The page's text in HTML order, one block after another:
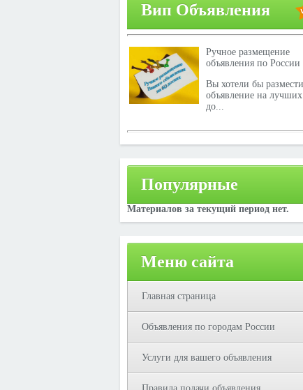
Вип Объявления
Ручное размещение
объявления по России
Вы хотели бы
объявление на лучших
до...
Популярные
Материалов за текущий период нет.
Меню сайта
Главная страница
Объявления по городам России
Услуги для вашего объявления